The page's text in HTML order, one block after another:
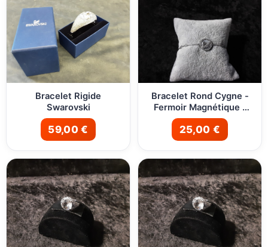
Bracelet Rigide
Swarovski
59,00 €
Bracelet Rond Cygne -
Fermoir Magnétique -
Swarovski
25,00 €